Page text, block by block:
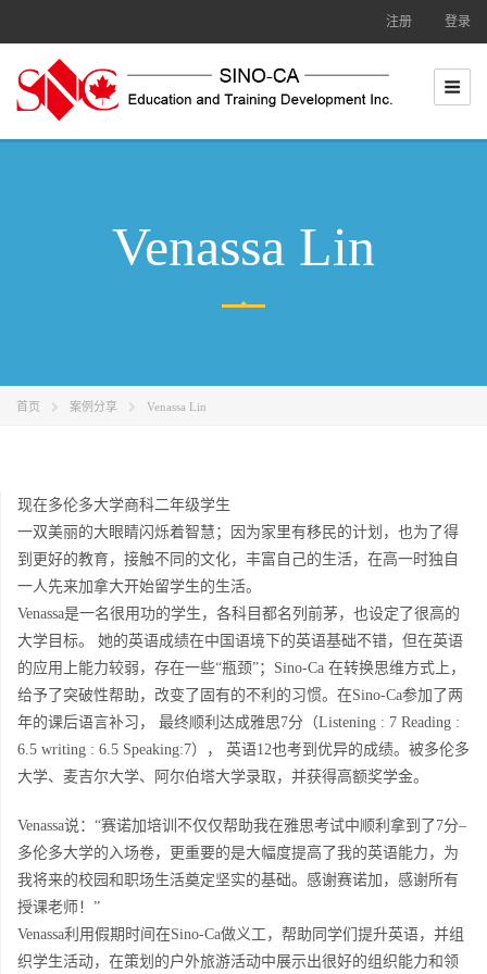
登录
注册
Venassa Lin
首页 案例分享 Venassa Lin
现在多伦多大学商科二年级学生
一双美丽的大眼睛闪烁着智慧；因为家里有移民的计划，也为了得
到更好的教育，接触不同的文化，丰富自己的生活，在高一时独自
一人先来加拿大开始留学生的生活。
Venassa是一名很用功的学生，各科目都名列前茅，也设定了很高的
大学目标。 她的英语成绩在中国语境下的英语基础不错，但在英语
的应用上能力较弱，存在一些“瓶颈”；Sino-Ca 在转换思维方式上，
给予了突破性帮助，改变了固有的不利的习惯。在Sino-Ca参加了两
年的课后语言补习， 最终顺利达成雅思7分（Listening : 7 Reading :
6.5 writing : 6.5 Speaking:7）， 英语12也考到优异的成绩。被多伦多
大学、麦吉尔大学、阿尔伯塔大学录取，并获得高额奖学金。
Venassa说：“赛诺加培训不仅仅帮助我在雅思考试中顺利拿到了7分–
多伦多大学的入场卷，更重要的是大幅度提高了我的英语能力，为
我将来的校园和职场生活奠定坚实的基础。感谢赛诺加，感谢所有
授课老师！”
Venassa利用假期时间在Sino-Ca做义工，帮助同学们提升英语，并组
织学生活动，在策划的户外旅游活动中展示出很好的组织能力和领